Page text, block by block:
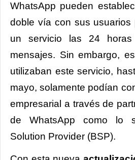
WhatsApp pueden
doble vía con sus usuarios
un servicio las 24
mensajes. Sin embargo,
utilizaban este servicio,
mayo, solamente podían
empresarial a través de
de WhatsApp como lo
Solution Provider (BSP).